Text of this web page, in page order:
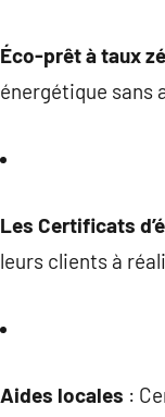
Éco-prêt à taux
énergétique sans
Les Certificats
leurs clients à
Aides locales :